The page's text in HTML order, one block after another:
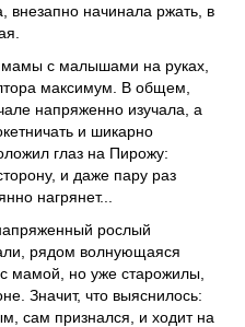
внезапно начинала ржать, в
мамы с малышами на руках,
максимум. В общем,
напряженно изучала, а
и шикарно
глаз на Пирожу:
и даже пару раз
нагрянет...
рослый
рядом волнующаяся
мамой, но уже старожилы,
Значит, что выяснилось:
сам признался, и ходит на